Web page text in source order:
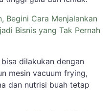
Begini Cara Menjalankan
Bisnis yang Tak Pernah
dilakukan dengan
mesin vacuum frying,
dan nutrisi buah tetap